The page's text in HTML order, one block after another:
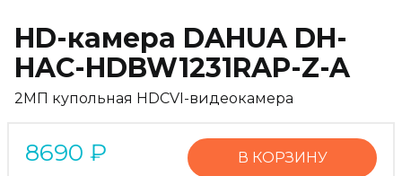
HD-камера DAHUA DH-
HAC-HDBW1231RAP-Z-A
2МП купольная HDCVI-видеокамера
8690 ₽ В КОРЗИНУ